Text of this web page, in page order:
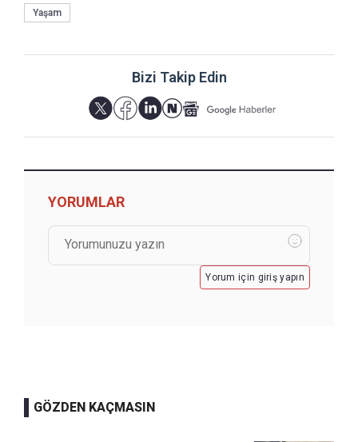
Yaşam
Bizi Takip Edin
YORUMLAR
Yorum için giriş yapın
GÖZDEN KAÇMASIN